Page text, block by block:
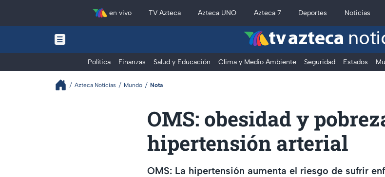
en vivo TV Azteca Azteca UNO Azteca 7 Deportes Noticias
tv azteca
Política Finanzas Salud y Educación Clima y Medio Ambiente Seguridad Estados
Azteca Noticias Mundo Nota
OMS: obesidad y
hipertensión arterial
OMS: La hipertensión aumenta el riesgo de sufrir